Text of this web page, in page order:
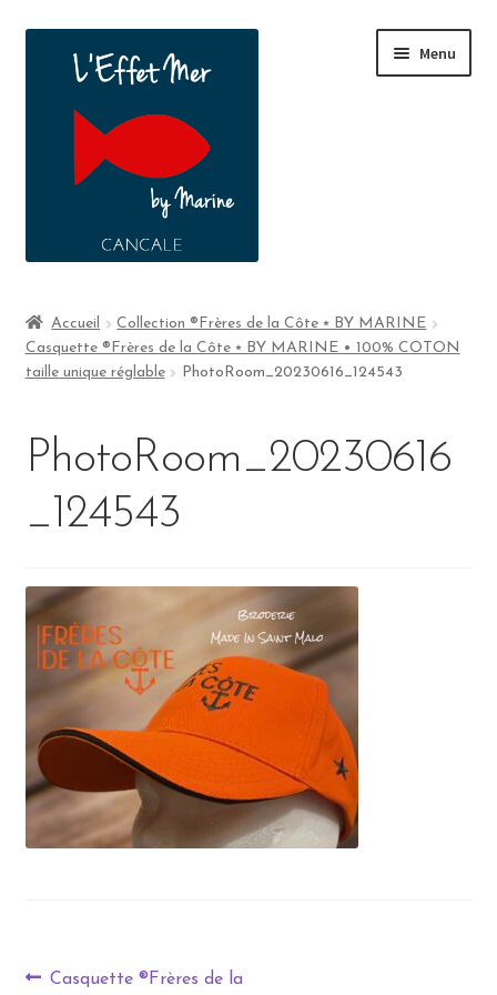
Menu
A propos
Accueil
Collection ®Frères de la Côte ⭑ BY MARINE
Casquette ®Frères de la Côte ⭑ BY MARINE • 100% COTON
taille unique réglable
PhotoRoom_20230616_124543
PhotoRoom_20230616
_124543
Casquette ®Frères de la